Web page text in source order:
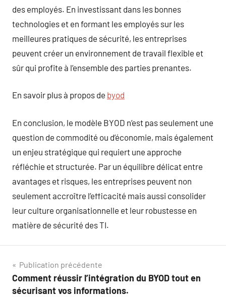
des employés. En investissant dans les bonnes
technologies et en formant les employés sur les
meilleures pratiques de sécurité, les entreprises
peuvent créer un environnement de travail flexible et
sûr qui profite à l’ensemble des parties prenantes.
En savoir plus à propos de byod
En conclusion, le modèle BYOD n’est pas seulement une
question de commodité ou d’économie, mais également
un enjeu stratégique qui requiert une approche
réfléchie et structurée. Par un équilibre délicat entre
avantages et risques, les entreprises peuvent non
seulement accroître l’efficacité mais aussi consolider
leur culture organisationnelle et leur robustesse en
matière de sécurité des TI.
Navigation
de
Publication précédente
Comment réussir l’intégration du BYOD tout en
sécurisant vos informations.